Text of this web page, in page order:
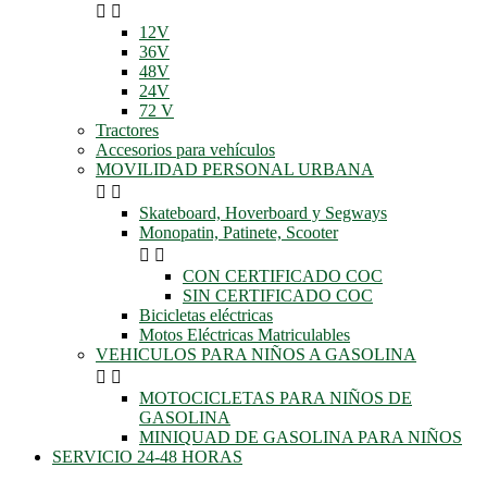
 
12V
36V
48V
24V
72 V
Tractores
Accesorios para vehículos
MOVILIDAD PERSONAL URBANA
 
Skateboard, Hoverboard y Segways
Monopatin, Patinete, Scooter
 
CON CERTIFICADO COC
SIN CERTIFICADO COC
Bicicletas eléctricas
Motos Eléctricas Matriculables
VEHICULOS PARA NIÑOS A GASOLINA
 
MOTOCICLETAS PARA NIÑOS DE
GASOLINA
MINIQUAD DE GASOLINA PARA NIÑOS
SERVICIO 24-48 HORAS